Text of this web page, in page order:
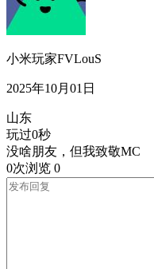
小米玩家FVLouS
2025年10月01日
山东
玩过0秒
没啥朋友，但我致敬MC
0次浏览 0